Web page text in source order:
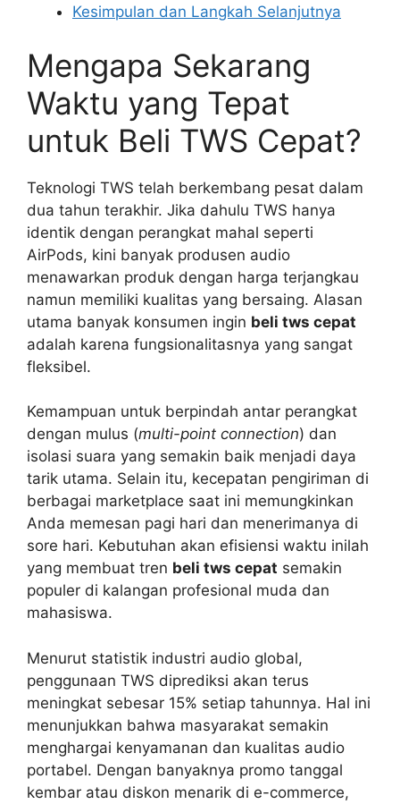
Kesimpulan dan Langkah Selanjutnya
Mengapa Sekarang
Waktu yang Tepat
untuk Beli TWS Cepat?
Teknologi TWS telah berkembang pesat dalam
dua tahun terakhir. Jika dahulu TWS hanya
identik dengan perangkat mahal seperti
AirPods, kini banyak produsen audio
menawarkan produk dengan harga terjangkau
namun memiliki kualitas yang bersaing. Alasan
utama banyak konsumen ingin beli tws cepat
adalah karena fungsionalitasnya yang sangat
fleksibel.
Kemampuan untuk berpindah antar perangkat
dengan mulus (multi-point connection) dan
isolasi suara yang semakin baik menjadi daya
tarik utama. Selain itu, kecepatan pengiriman di
berbagai marketplace saat ini memungkinkan
Anda memesan pagi hari dan menerimanya di
sore hari. Kebutuhan akan efisiensi waktu inilah
yang membuat tren beli tws cepat semakin
populer di kalangan profesional muda dan
mahasiswa.
Menurut statistik industri audio global,
penggunaan TWS diprediksi akan terus
meningkat sebesar 15% setiap tahunnya. Hal ini
menunjukkan bahwa masyarakat semakin
menghargai kenyamanan dan kualitas audio
portabel. Dengan banyaknya promo tanggal
kembar atau diskon menarik di e-commerce,